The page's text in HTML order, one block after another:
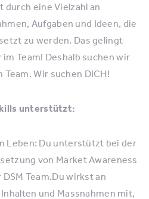
durch eine Vielzahl an
Aufgaben und Ideen, die
zu werden. Das gelingt
Team! Deshalb suchen wir
Wir suchen DICH!
unterstützt:
Leben: Du unterstützt bei der
von Market Awareness
Team.Du wirkst an
und Massnahmen mit,